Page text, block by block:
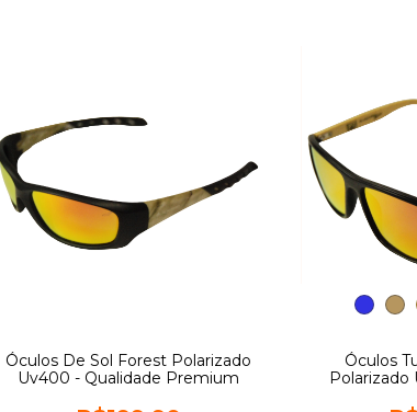
Óculos De Sol Forest Polarizado
Uv400 - Qualidade Premium
Óculos
Polarizado